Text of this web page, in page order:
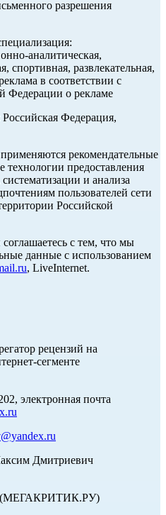
разрешения
аналитическая,
спортивная, развлекательная,
в соответствии с
Федерации о рекламе
Федерация,
рекомендательные
предоставления
и анализа
пользователей сети
Российской
с тем, что мы
данные с использованием
, LiveInternet.
рецензий на
сегменте
электронная почта
Дмитриевич
(МЕГАКРИТИК.РУ)